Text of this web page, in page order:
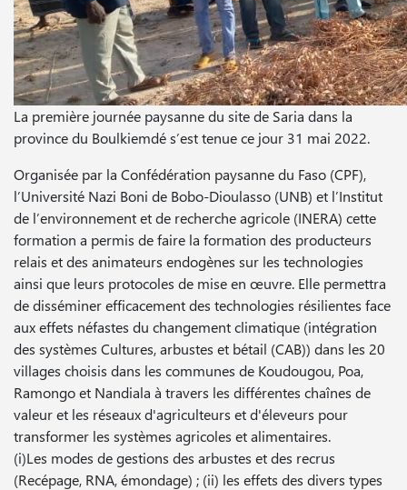
La première journée paysanne du site de Saria dans la
province du Boulkiemdé s’est tenue ce jour 31 mai 2022.
Organisée par la Confédération paysanne du Faso (CPF),
l’Université Nazi Boni de Bobo-Dioulasso (UNB) et l’Institut
de l’environnement et de recherche agricole (INERA) cette
formation a permis de faire la formation des producteurs
relais et des animateurs endogènes sur les technologies
ainsi que leurs protocoles de mise en œuvre. Elle permettra
de disséminer efficacement des technologies résilientes face
aux effets néfastes du changement climatique (intégration
des systèmes Cultures, arbustes et bétail (CAB)) dans les 20
villages choisis dans les communes de Koudougou, Poa,
Ramongo et Nandiala à travers les différentes chaînes de
valeur et les réseaux d'agriculteurs et d'éleveurs pour
transformer les systèmes agricoles et alimentaires.
(i)Les modes de gestions des arbustes et des recrus
(Recépage, RNA, émondage) ; (ii) les effets des divers types